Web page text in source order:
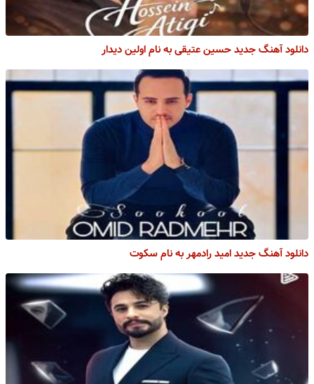
دانلود آهنگ جدید حسین عتیقی به نام اولین دیدار
دانلود آهنگ جدید امید رادمهر به نام سکوت